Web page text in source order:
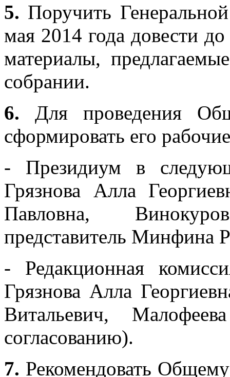
5. Поручить
мая 2014 года довести
материалы,
собрании.
6. Для проведения
сформировать его
- Президиум в
Грязнова Алла
Павловна,
представитель Минфина
- Редакционная
Грязнова Алла
Витальевич,
согласованию).
7. Рекомендовать